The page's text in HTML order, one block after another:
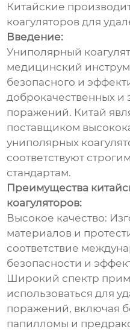
Китайские
коагуляторов для
Введение:
Униполярный
медицинский
безопасного и
доброкачественных и
поражений. Китай
поставщиком
униполярных
соответствуют
стандартам.
Преимущества
коагуляторов:
Высокое качество:
материалов и
соответствие
безопасности и
Широкий спектр
использоваться для
поражений, включая
папилломы и